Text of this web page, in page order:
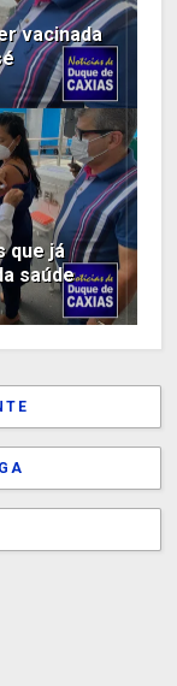
vacinada
que já
saúde